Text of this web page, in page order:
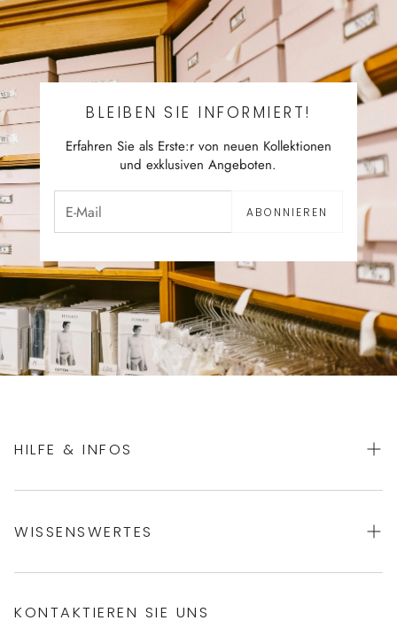
BLEIBEN SIE INFORMIERT!
Erfahren Sie als Erste:r von neuen Kollektionen
und exklusiven Angeboten.
ABONNIEREN
HILFE & INFOS
Datenschutz
Impressum
Vertrag widerrufen
WISSENSWERTES
Blog
KONTAKTIEREN SIE UNS